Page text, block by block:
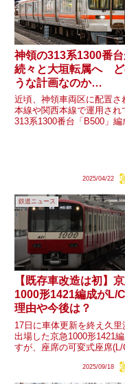
神領の313系1300番
続々と大垣転属へ ど
うな計画なのか
【B500→R200】
近頃、神領車両区に配置さ
本線や関西本線で運用され
313系1300番台「B500」編
キR201編成、シンB509編
2025/04/22
鉄道ニュース
【既存車改造は初】
1000形1421編成がL/
理由や今後は？
17日に車体更新を終え久里
出場した京急1000形1421
すが、座席の可変式座席(L/
1000形1890番台で可変式
2025/09/18